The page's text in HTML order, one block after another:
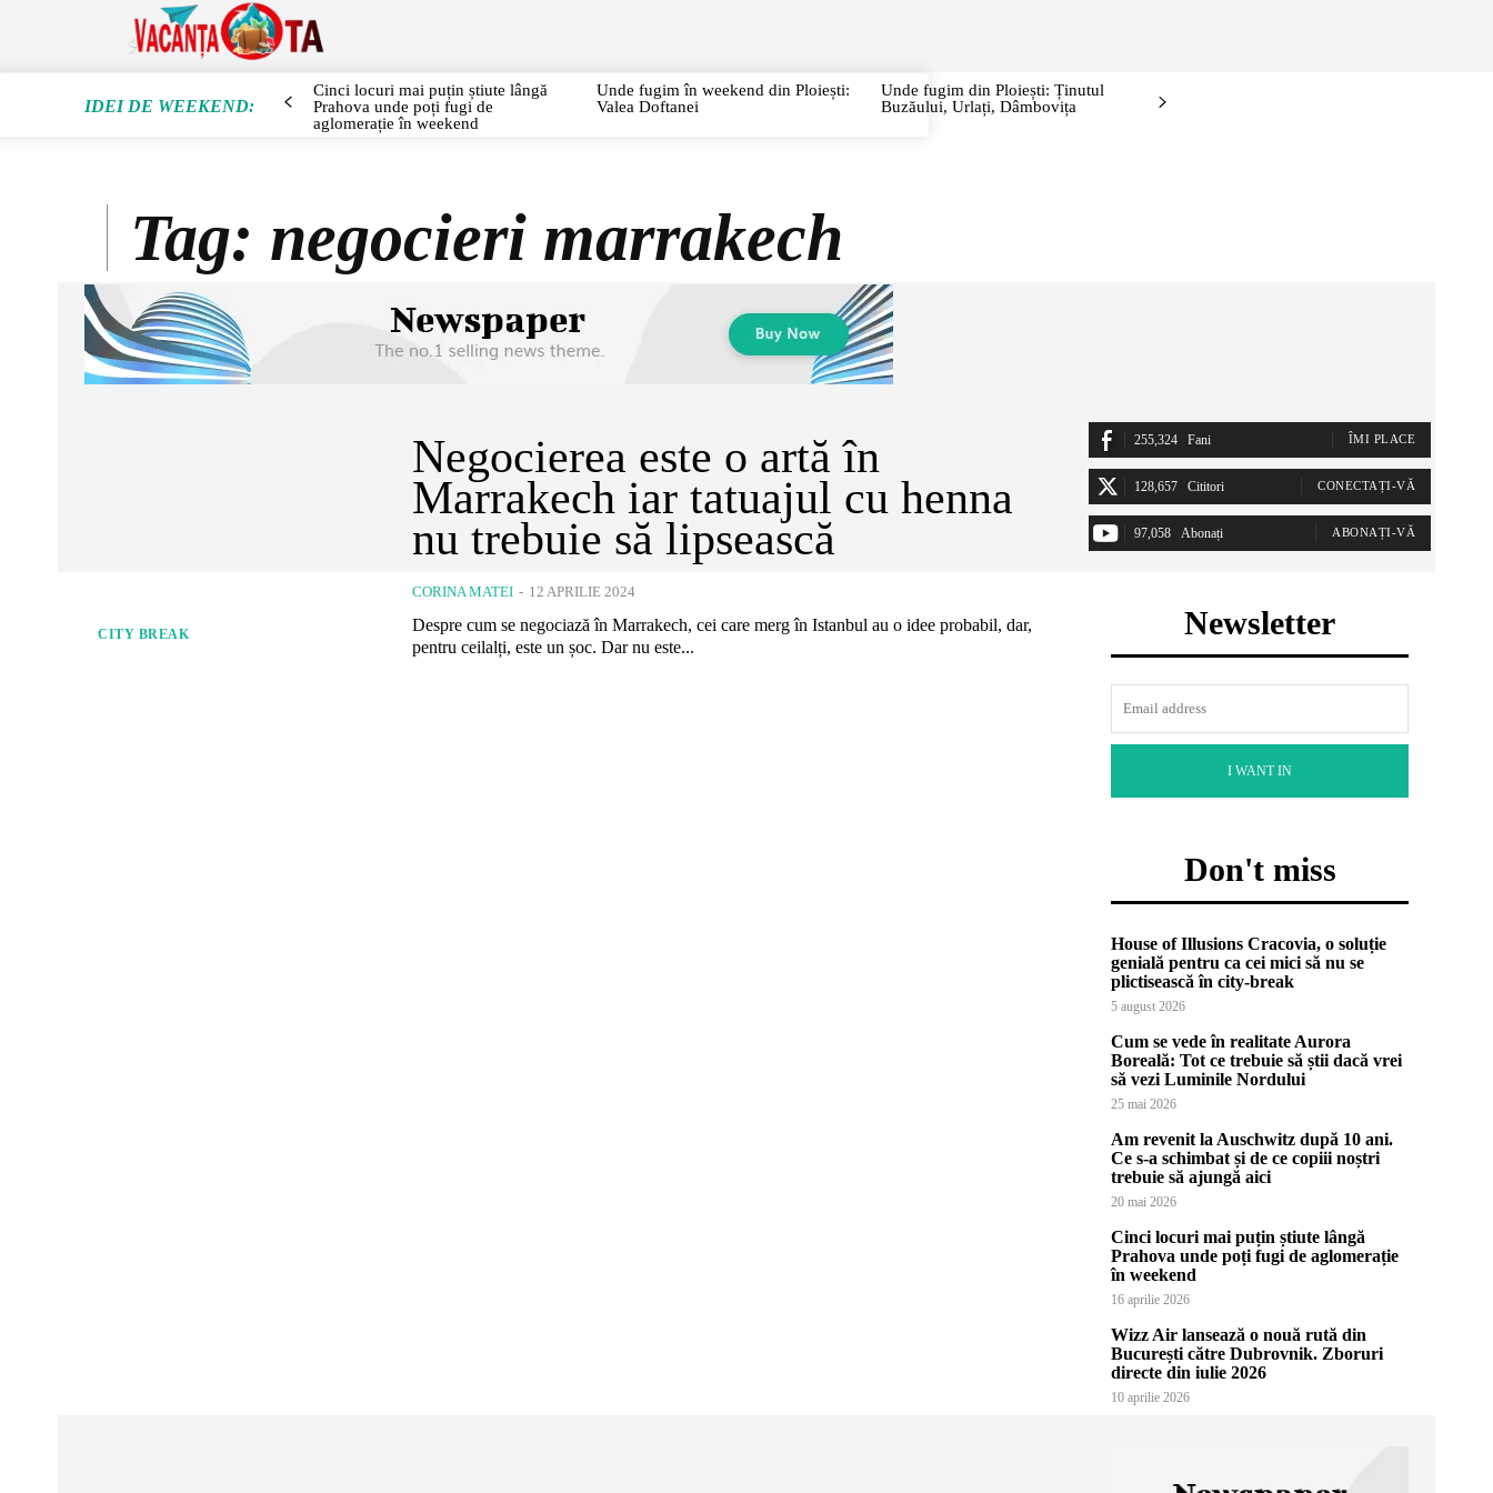
IDEI DE WEEKEND:
Cinci locuri mai puțin știute lângă
Prahova unde poți fugi de
aglomerație în weekend
Unde fugim în weekend din Ploiești:
Valea Doftanei
Unde fugim din Ploiești: Ținutul
Buzăului, Urlați, Dâmbovița
Tag: negocieri marrakech
CITY BREAK
Negocierea este o artă în
Marrakech iar tatuajul cu henna
nu trebuie să lipsească
CORINA MATEI - 12 APRILIE 2024
Despre cum se negociază în Marrakech, cei care merg în Istanbul au o idee probabil, dar,
pentru ceilalți, este un șoc. Dar nu este...
255,324 Fani ÎMI PLACE
128,657 Cititori CONECTAȚI-VĂ
97,058 Abonați ABONAȚI-VĂ
Newsletter
I WANT IN
Don't miss
House of Illusions Cracovia, o soluție
genială pentru ca cei mici să nu se
plictisească în city-break
5 august 2026
Cum se vede în realitate Aurora
Boreală: Tot ce trebuie să știi dacă vrei
să vezi Luminile Nordului
25 mai 2026
Am revenit la Auschwitz după 10 ani.
Ce s-a schimbat și de ce copiii noștri
trebuie să ajungă aici
20 mai 2026
Cinci locuri mai puțin știute lângă
Prahova unde poți fugi de aglomerație
în weekend
16 aprilie 2026
Wizz Air lansează o nouă rută din
București către Dubrovnik. Zboruri
directe din iulie 2026
10 aprilie 2026